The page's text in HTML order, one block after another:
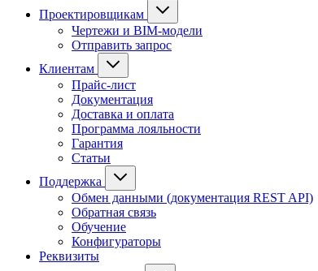
Проектировщикам
Чертежи и BIM-модели
Отправить запрос
Клиентам
Прайс-лист
Документация
Доставка и оплата
Программа лояльности
Гарантия
Статьи
Поддержка
Обмен данными (документация REST API)
Обратная связь
Обучение
Конфигураторы
Реквизиты